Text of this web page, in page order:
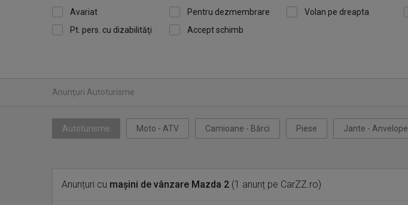
Avariat
Pentru dezmembrare Volan pe dreapta
Pt. pers. cu dizabilităţi
Accept schimb
Anunţuri Autoturisme
Autoturisme Moto - ATV Camioane - Bărci Piese Jante - Anvelope
Anunțuri cu mașini de vânzare Mazda 2 (1 anunț pe CarZZ.ro)